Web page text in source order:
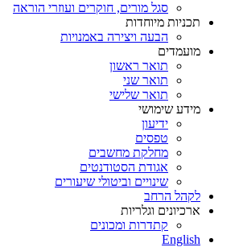
סגל מורים, חוקרים ועוזרי הוראה
תכניות מיוחדות
הבעה ויצירה באמנויות
מועמדים
תואר ראשון
תואר שני
תואר שלישי
מידע שימושי
ידיעון
טפסים
מחלקת מחשבים
אגודת הסטודנטים
שינויים וביטולי שיעורים
לקהל הרחב
ארכיונים וגלריות
קתדרות ומכונים
English